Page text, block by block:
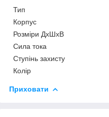
Тип
Корпус
Розміри ДхШхВ
Сила тока
Ступінь захисту
Колір
Приховати